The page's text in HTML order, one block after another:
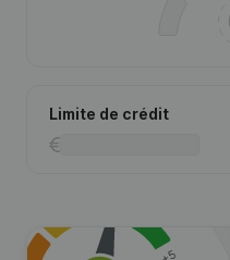
Limite de crédit